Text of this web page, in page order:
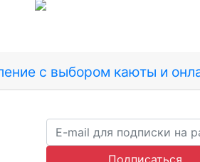
с выбором каюты и
Подписаться